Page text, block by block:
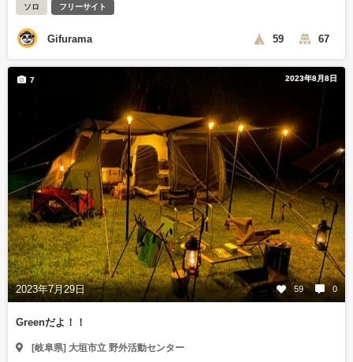
ソロ フリーサイト
Gifurama 59 67
2023年8月8日
2023年7月29日 59 0
7
Greenだよ！！
[岐阜県] 大垣市立 野外活動センター